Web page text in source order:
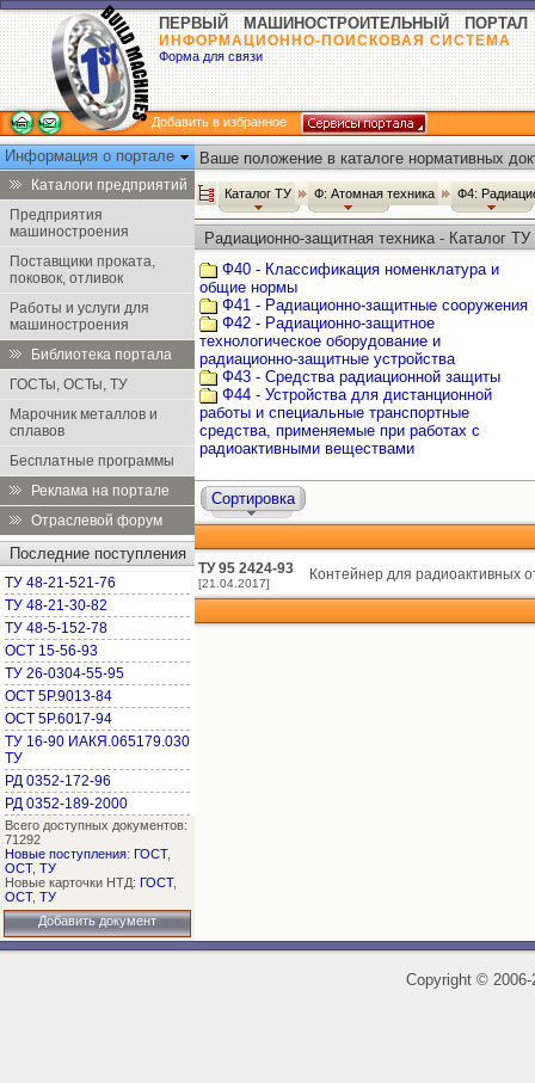
ПЕРВЫЙ МАШИНОСТРОИТЕЛЬНЫЙ ПОРТАЛ
ИНФОРМАЦИОННО-ПОИСКОВАЯ СИСТЕМА
Форма для связи
Добавить в избранное
Информация о портале
Каталоги предприятий
Предприятия
машиностроения
Поставщики проката,
поковок, отливок
Работы и услуги для
машиностроения
Библиотека портала
ГОСТы, ОСТы, ТУ
Марочник металлов и
сплавов
Бесплатные программы
Реклама на портале
Отраслевой форум
Последние поступления
ТУ 48-21-521-76
ТУ 48-21-30-82
ТУ 48-5-152-78
ОСТ 15-56-93
ТУ 26-0304-55-95
ОСТ 5Р.9013-84
ОСТ 5Р.6017-94
ТУ 16-90 ИАКЯ.065179.030
ТУ
РД 0352-172-96
РД 0352-189-2000
Всего доступных документов:
71292
Новые поступления: ГОСТ,
ОСТ, ТУ
Новые карточки НТД: ГОСТ,
ОСТ, ТУ
Добавить документ
Ваше положение в каталоге нормативных
Каталог ТУ Ф: Атомная техника Ф4:
Радиационно-защитная техника - Каталог ТУ
Ф40 - Классификация номенклатура и
общие нормы
Ф41 - Радиационно-защитные сооружения
Ф42 - Радиационно-защитное
технологическое оборудование и
радиационно-защитные устройства
Ф43 - Средства радиационной защиты
Ф44 - Устройства для дистанционной
работы и специальные транспортные
средства, применяемые при работах с
радиоактивными веществами
Сортировка
ТУ 95 2424-93
[21.04.2017]
Контейнер для радиоактивных
Copyright ©